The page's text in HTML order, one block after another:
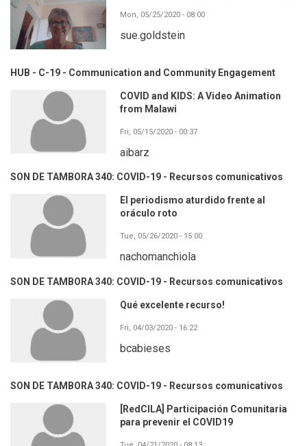
Mon, 05/25/2020 - 08:00
sue.goldstein
HUB - C-19 - Communication and Community Engagement
COVID and KIDS: A Video Animation
from Malawi
Fri, 05/15/2020 - 00:37
aibarz
SON DE TAMBORA 340: COVID-19 - Recursos comunicativos
El periodismo aturdido frente al
oráculo roto
Tue, 05/26/2020 - 15:00
nachomanchiola
SON DE TAMBORA 340: COVID-19 - Recursos comunicativos
Qué excelente recurso!
Fri, 04/03/2020 - 16:22
bcabieses
SON DE TAMBORA 340: COVID-19 - Recursos comunicativos
[RedCILA] Participación Comunitaria
para prevenir el COVID19